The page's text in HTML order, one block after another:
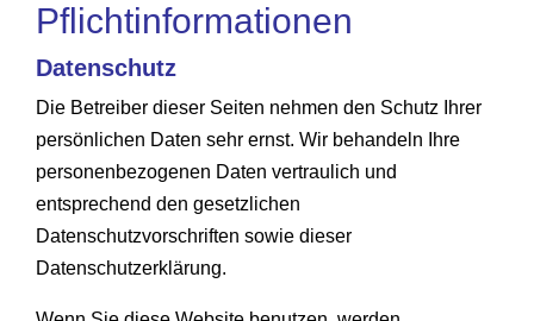
Pflicht­informationen
Datenschutz
Die Betreiber dieser Seiten nehmen den Schutz Ihrer
persönlichen Daten sehr ernst. Wir behandeln Ihre
personenbezogenen Daten vertraulich und
entsprechend den gesetzlichen
Datenschutzvorschriften sowie dieser
Datenschutzerklärung.